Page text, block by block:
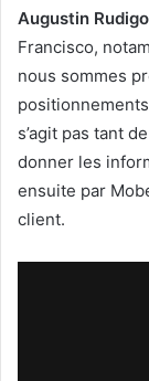
Augustin
Francisco,
nous sommes
s’agit pas tant
donner les
ensuite par
client.